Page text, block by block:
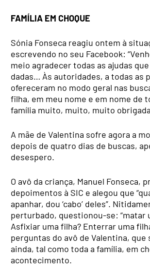
FAMÍLIA EM CHOQUE
Sónia Fonseca reagiu ontem à
escrevendo no seu Facebook:
meio agradecer todas as ajudas
dadas… Às autoridades, a todas as
ofereceram no modo geral nas
filha, em meu nome e em nome de
família muito, muito, muito
A mãe de Valentina sofre agora a
depois de quatro dias de buscas,
desespero.
O avô da criança, Manuel Fonseca,
depoimentos à SIC e alegou que
apanhar, dou ‘cabo’ deles”.
perturbado, questionou-se: “matar
Asfixiar uma filha? Enterrar uma
perguntas do avô de Valentina, que
ainda, tal como toda a família, em
acontecimento.